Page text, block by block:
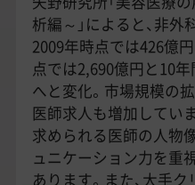
析編～」によると、非
2009年時点では426億
点では2,690億円と10
へと変化。市場規模の
医師求人も増加していま
求められる医師の人物
ュニケーション力を重
あります。また、大手